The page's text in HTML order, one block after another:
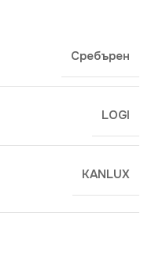
Сребърен
LOGI
KANLUX